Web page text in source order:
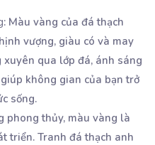
: Màu vàng của đá thạch
vượng, giàu có và may
xuyên qua lớp đá, ánh sáng
không gian của bạn trở
sống.
phong thủy, màu vàng là
triển. Tranh đá thạch anh